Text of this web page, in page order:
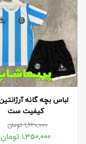
کیفیت ست
1,620,000تومان
1,350,000 تومان